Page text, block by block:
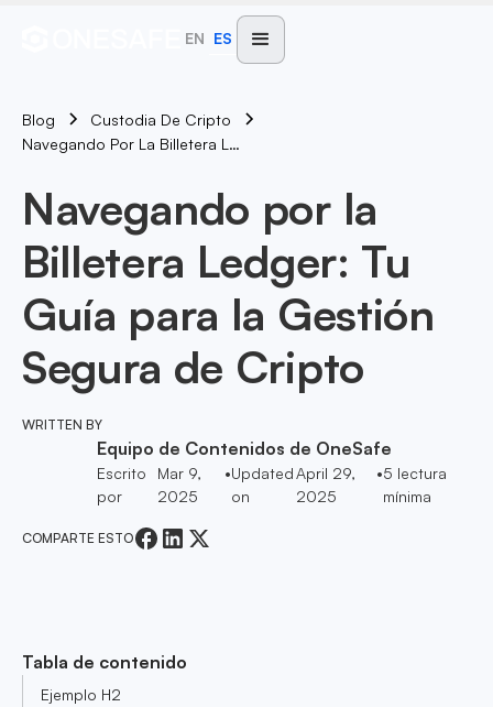
EN ES
Blog
Custodia De Cripto
Navegando Por La Billetera Ledger: Tu Guía Para La Gestión Segura De Cripto
Navegando por la
Billetera Ledger: Tu
Guía para la Gestión
Segura de Cripto
WRITTEN BY
Equipo de Contenidos de OneSafe
Escrito
por
Mar 9,
2025
•Updated
on
April 29,
2025
•5 lectura
mínima
COMPARTE ESTO
Tabla de contenido
Ejemplo H2